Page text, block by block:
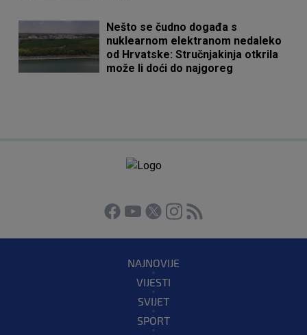
Nešto se čudno događa s
nuklearnom elektranom nedaleko
od Hrvatske: Stručnjakinja otkrila
može li doći do najgoreg
NAJNOVIJE
VIJESTI
SVIJET
SPORT